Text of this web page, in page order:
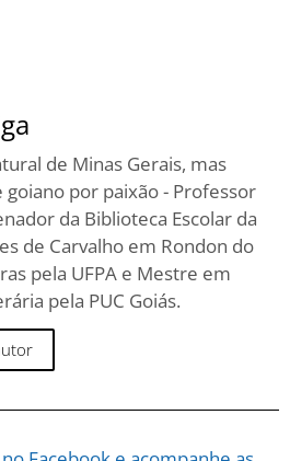
de Minas Gerais, mas
goiano por paixão - Professor
da Biblioteca Escolar da
de Carvalho em Rondon do
pela UFPA e Mestre em
pela PUC Goiás.